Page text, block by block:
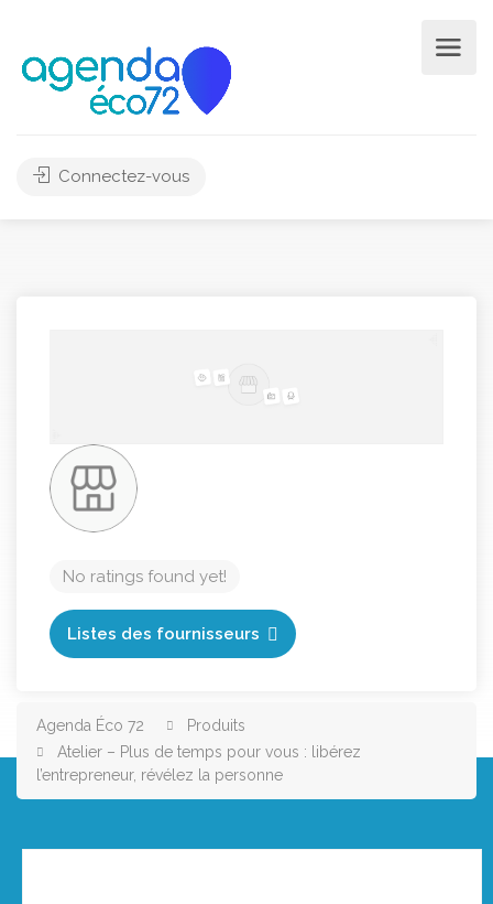
Connectez-vous
No ratings found yet!
Listes des fournisseurs
Agenda Éco 72
Produits
Atelier – Plus de temps pour vous : libérez
l’entrepreneur, révélez la personne